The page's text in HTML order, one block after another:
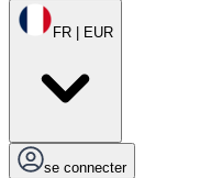
FR | EUR
se connecter